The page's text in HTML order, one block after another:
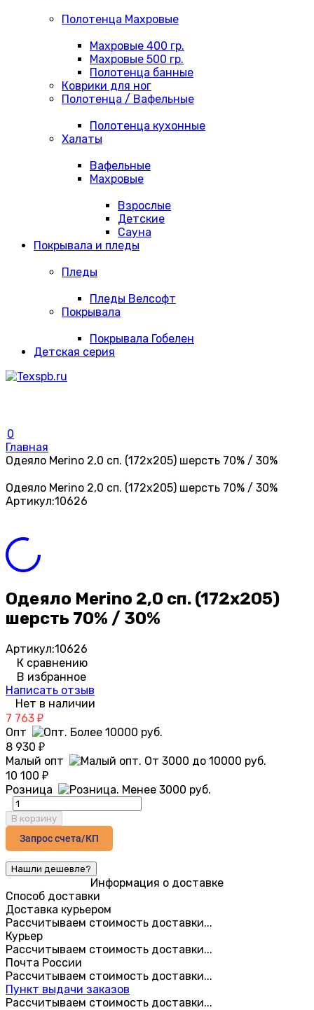
Полотенца Махровые
Махровые 400 гр.
Махровые 500 гр.
Полотенца банные
Коврики для ног
Полотенца / Вафельные
Полотенца кухонные
Халаты
Вафельные
Махровые
Взрослые
Детские
Сауна
Покрывала и пледы
Пледы
Пледы Велсофт
Покрывала
Покрывала Гобелен
Детская серия
0
Главная
Одеяло Merino 2,0 сп. (172х205) шерсть 70% / 30%
Одеяло Merino 2,0 сп. (172х205) шерсть 70% / 30%
Артикул:10626
Одеяло Merino 2,0 сп. (172х205)
шерсть 70% / 30%
Артикул:10626
К сравнению
В избранное
Написать отзыв
Нет в наличии
7 763 ₽
Опт
8 930 ₽
Малый опт
10 100 ₽
Розница
В корзину
Запрос счета/КП
Информация о доставке
Способ доставки
Доставка курьером
Рассчитываем стоимость доставки...
Курьер
Рассчитываем стоимость доставки...
Почта России
Рассчитываем стоимость доставки...
Пункт выдачи заказов
Рассчитываем стоимость доставки...